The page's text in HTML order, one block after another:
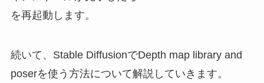
を再起動します。
続いて、Stable DiffusionでDepth map library and
poserを使う方法について解説していきます。